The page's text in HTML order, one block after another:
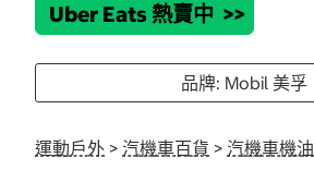
Uber Eats 熱賣中 >>
品牌: Mobil 美孚
運動戶外 > 汽機車百貨 > 汽機車機油